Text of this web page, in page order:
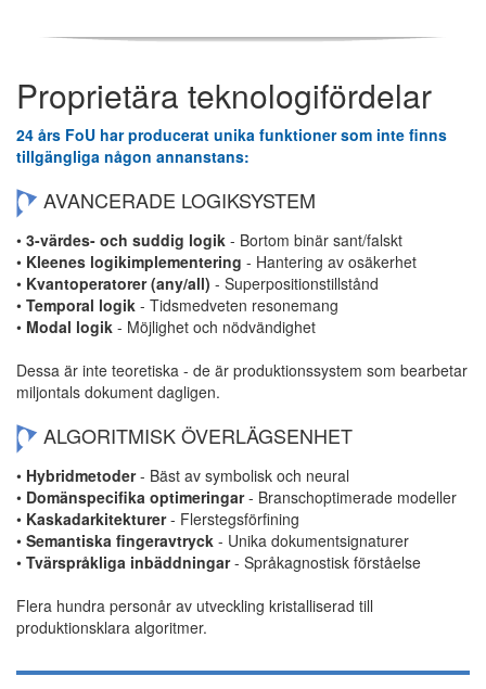
Proprietära teknologifördelar
24 års FoU har producerat unika funktioner som inte finns
tillgängliga någon annanstans:
AVANCERADE LOGIKSYSTEM
• 3-värdes- och suddig logik - Bortom binär sant/falskt
• Kleenes logikimplementering - Hantering av osäkerhet
• Kvantoperatorer (any/all) - Superpositionstillstånd
• Temporal logik - Tidsmedveten resonemang
• Modal logik - Möjlighet och nödvändighet
Dessa är inte teoretiska - de är produktionssystem som bearbetar
miljontals dokument dagligen.
ALGORITMISK ÖVERLÄGSENHET
• Hybridmetoder- Bäst av symbolisk och neural
• Domänspecifika optimeringar- Branschoptimerade modeller
• Kaskadarkitekturer- Flerstegsförfining
• Semantiska fingeravtryck - Unika dokumentsignaturer
• Tvärspråkliga inbäddningar- Språkagnostisk förståelse
Flera hundra personår av utveckling kristalliserad till
produktionsklara algoritmer.